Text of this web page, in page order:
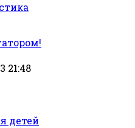
21:48
детей